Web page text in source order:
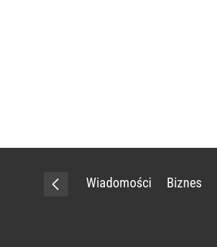
Wiadomości Biznes